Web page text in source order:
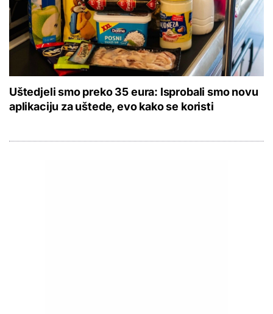
Uštedjeli smo preko 35 eura: Isprobali smo novu
aplikaciju za uštede, evo kako se koristi